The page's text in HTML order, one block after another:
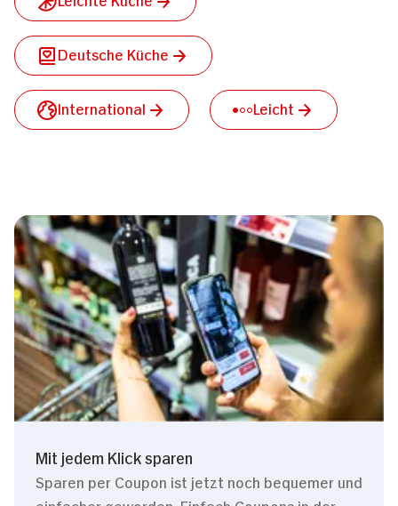
Deutsche Küche
International Leicht
Mit jedem Klick sparen
Sparen per Coupon ist jetzt noch bequemer und